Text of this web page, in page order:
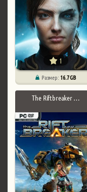
1
Размер: 16.7 GB
The Riftbreaker …